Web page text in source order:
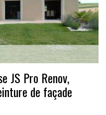
JS Pro Renov,
de façade